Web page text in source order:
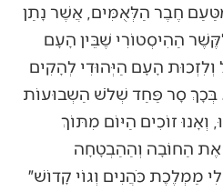
חֶבֶר הַלְּאֻמִּים, אֲשֶׁר נָתַן
הַהִיסְטוֹרִי שֶׁבֵּין הָעָם
וְלִזְכוּת הָעָם הַיְּהוּדִי לְהָקִים
סָר פַּחַד שְׁלֹשׁ הַשְבוּעוֹת
וְאָנוּ זוֹכִים הַיּוֹם מִתּוֹךְ
הַחוֹבָה וְהַהַבְטָחָה
מַמְלֶכֶת כֹּהֲנִים וְגוֹי קָדוֹשׁ״